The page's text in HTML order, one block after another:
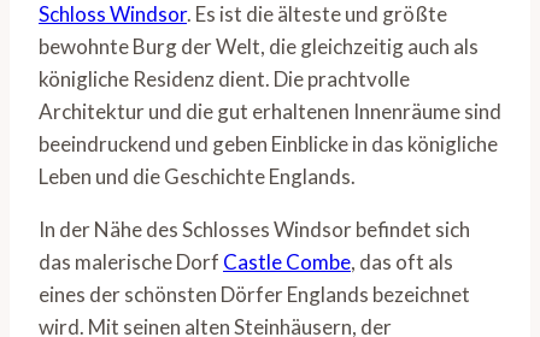
Schloss Windsor. Es ist die älteste und größte
bewohnte Burg der Welt, die gleichzeitig auch als
königliche Residenz dient. Die prachtvolle
Architektur und die gut erhaltenen Innenräume sind
beeindruckend und geben Einblicke in das königliche
Leben und die Geschichte Englands.
In der Nähe des Schlosses Windsor befindet sich
das malerische Dorf Castle Combe, das oft als
eines der schönsten Dörfer Englands bezeichnet
wird. Mit seinen alten Steinhäusern, der